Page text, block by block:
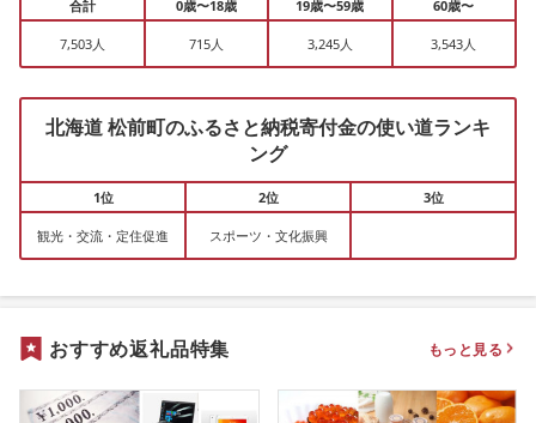
合計
7,503人
0歳〜18歳
715人
19歳〜59歳
3,245人
60歳〜
3,543人
北海道 松前町のふるさと納税寄付金の使い道ランキ
ング
1位
観光・交流・定住促進
2位
スポーツ・文化振興
3位
おすすめ返礼品特集 もっと見る